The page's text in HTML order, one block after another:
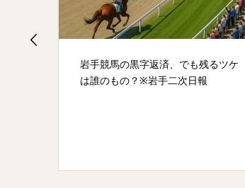
岩手競馬の黒字返済、でも残るツケ
は誰のもの？※岩手二次日報